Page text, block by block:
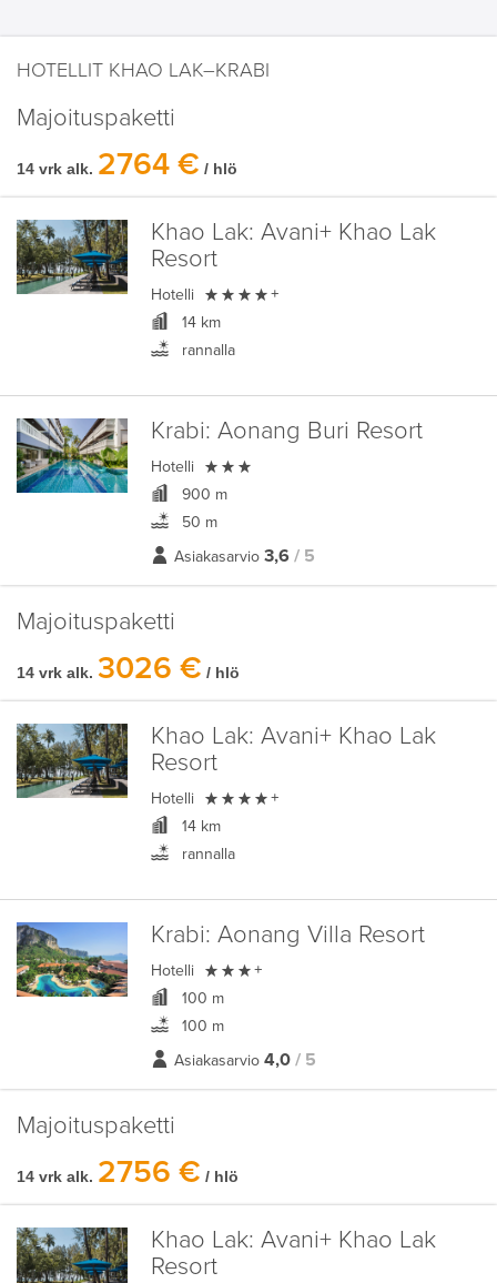
HOTELLIT KHAO LAK–KRABI
Majoituspaketti
14 vrk alk. 2764 € / hlö
Khao Lak: Avani+ Khao Lak
Resort
Hotelli  +
14 km
rannalla
Krabi: Aonang Buri Resort
Hotelli 
900 m
50 m
Asiakasarvio 3,6 / 5
Majoituspaketti
14 vrk alk. 3026 € / hlö
Khao Lak: Avani+ Khao Lak
Resort
Hotelli  +
14 km
rannalla
Krabi: Aonang Villa Resort
Hotelli  +
100 m
100 m
Asiakasarvio 4,0 / 5
Majoituspaketti
14 vrk alk. 2756 € / hlö
Khao Lak: Avani+ Khao Lak
Resort